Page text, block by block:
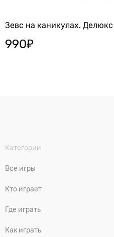
Зевс на каникулах. Делюкс
990₽
Категории
Все игры
Кто играет
Где играть
Как играть